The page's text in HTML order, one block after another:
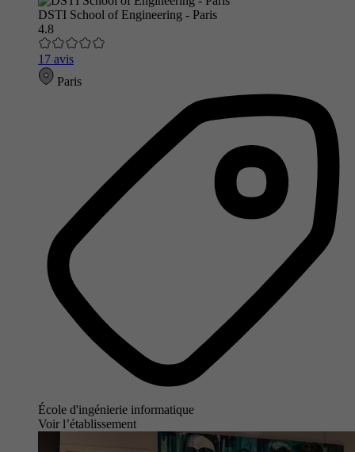
DSTI School of Engineering - Paris
4.8
17 avis
Paris
École d'ingénierie informatique
Voir l’établissement